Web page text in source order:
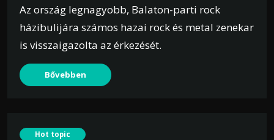
Az ország legnagyobb, Balaton-parti rock
házibulijára számos hazai rock és metal zenekar
is visszaigazolta az érkezését.
Bővebben
Hot topic